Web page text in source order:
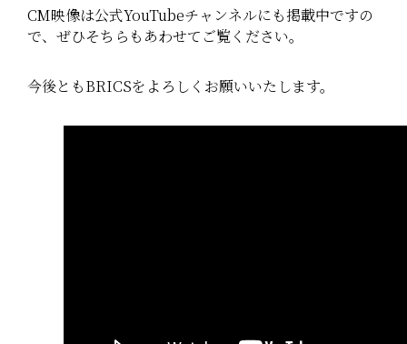
CM映像は公式YouTubeチャンネルにも掲載中ですの
で、ぜひそちらもあわせてご覧ください。
今後ともBRICSをよろしくお願いいたします。